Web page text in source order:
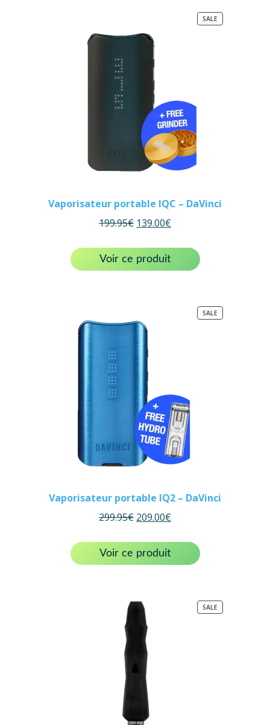
SALE
ON
Vaporisateur portable IQC – DaVinci
199.95€ 139.00€
Voir ce produit
SALE
ON
Vaporisateur portable IQ2 – DaVinci
299.95€ 209.00€
Voir ce produit
SALE
ON